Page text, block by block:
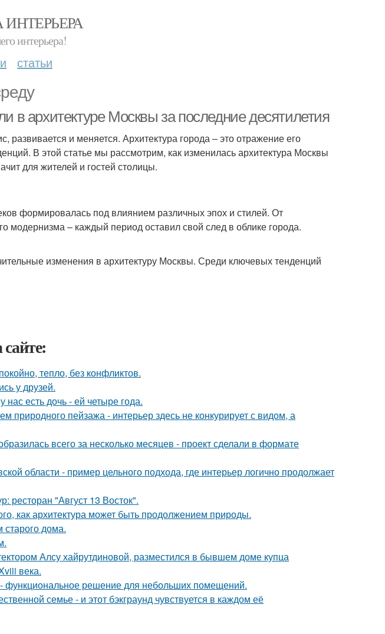
интерьера!
статьи
в архитектуре Москвы за последние десятилетия
развивается и меняется. Архитектура города – это отражение его
В этой статье мы рассмотрим, как изменилась архитектура Москвы
для жителей и гостей столицы.
формировалась под влиянием различных эпох и стилей. От
модернизма – каждый период оставил свой след в облике города.
изменения в архитектуру Москвы. Среди ключевых тенденций
тепло, без конфликтов.
у друзей.
есть дочь - ей четыре года.
природного пейзажа - интерьер здесь не конкурирует с видом, а
всего за несколько месяцев - проект сделали в формате
области - пример цельного подхода, где интерьер логично продолжает
ресторан "Август 13 Восток".
как архитектура может быть продолжением природы.
старого дома.
Алсу хайрутдиновой, разместился в бывшем доме купца
века.
функциональное решение для небольших помещений.
семье - и этот бэкграунд чувствуется в каждом её